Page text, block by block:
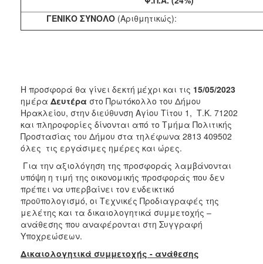
ΓΕΝΙΚΟ ΣΥΝΟΛΟ
Η προσφορά θα γίνει δεκτή µέχρι και τις 15/05/2023
ημέρα Δευτέρα στο Πρωτόκολλο του Δήμου
Ηρακλείου, στην διεύθυνση Αγίου Τίτου 1, Τ.Κ. 71202
και πληροφορίες δίνονται από το Τμήμα Πολιτικής
Προστασίας του Δήμου στα τηλέφωνα 2813 409502
όλες τις εργάσιμες ημέρες και ώρες.
Για την αξιολόγηση της προσφοράς λαμβάνονται
υπόψη η τιμή της οικονομικής προσφοράς που δεν
πρέπει να υπερβαίνει τον ενδεικτικό
προϋπολογισμό, οι Τεχνικές Προδιαγραφές της
μελέτης και τα δικαιολογητικά συμμετοχής –
ανάθεσης που αναφέρονται στη Συγγραφή
Υποχρεώσεων.
Δικαιολογητικά συμμετοχής - ανάθεσης